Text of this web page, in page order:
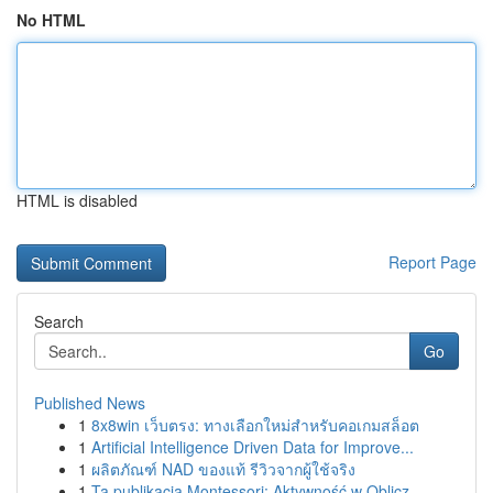
No HTML
HTML is disabled
Report Page
Search
Go
Published News
1 8x8win เว็บตรง: ทางเลือกใหม่สำหรับคอเกมสล็อต
1 Artificial Intelligence Driven Data for Improve...
1 ผลิตภัณฑ์ NAD ของแท้ รีวิวจากผู้ใช้จริง